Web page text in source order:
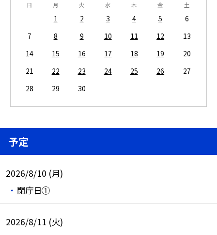
日 月 火 水 木 金 土
1 2 3 4 5
6
7
8 9 10 11 12
13
14
15 16 17 18 19
20
21
22 23 24 25 26
27
28
29 30
予定
2026/8/10 (月)
閉庁日①
2026/8/11 (火)